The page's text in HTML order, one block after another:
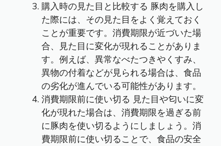
購入時の見た目と比較する 豚肉を購入し
た際には、その見た目をよく覚えておく
ことが重要です。消費期限が近づいた場
合、見た目に変化が現れることがありま
す。例えば、異常なべたつきやくすみ、
異物の付着などが見られる場合は、食品
の劣化が進んでいる可能性があります。
消費期限前に使い切る 見た目や匂いに変
化が現れた場合は、消費期限を過ぎる前
に豚肉を使い切るようにしましょう。消
費期限前に使い切ることで、食品の安全